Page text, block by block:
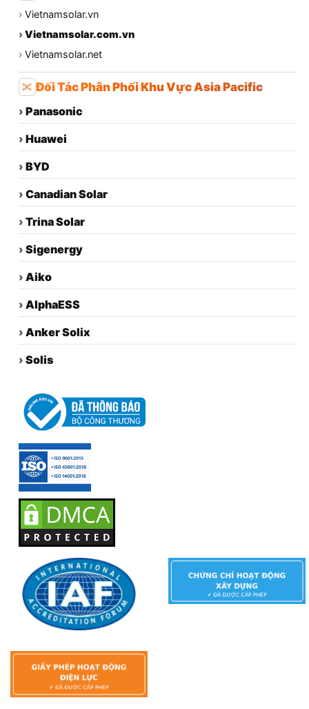
› Vietnamsolar.vn
› Vietnamsolar.com.vn
› Vietnamsolar.net
Đối Tác Phân Phối Khu Vực Asia Pacific
› Panasonic
› Huawei
› BYD
› Canadian Solar
› Trina Solar
› Sigenergy
› Aiko
› AlphaESS
› Anker Solix
› Solis